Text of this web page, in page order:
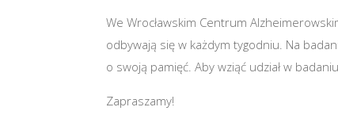
We Wrocławskim Centrum
odbywają się w każdym tygodniu. Na
o swoją pamięć. Aby wziąć udział w
Zapraszamy!